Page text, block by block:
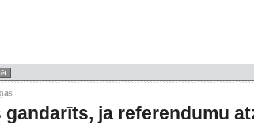
gandarīts, ja referendumu